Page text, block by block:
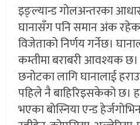
इङ्ल्यान्ड गोलअन्तरका
घानासँग पनि समान अंक
विजेताको निर्णय गर्नेछ।
कम्तीमा बराबरी आवश्यक छ।
छनोटका लागि घानालाई
पहिले नै बाहिरिइसकेको छ।
भएका बोस्निया एन्ड